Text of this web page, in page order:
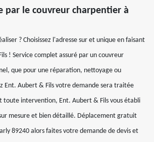
par le couvreur charpentier à
? Choisissez l'adresse sur et unique en faisant
! Service complet assuré par un couvreur
que pour une réparation, nettoyage ou
Ent. Aubert & Fils votre demande sera traitée
toute intervention, Ent. Aubert & Fils vous établi
mesure et bien détaillé. Déplacement gratuit
89240 alors faites votre demande de devis et